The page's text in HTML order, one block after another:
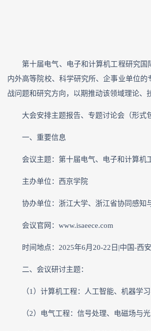
第十届电气、电子和计算机工程研究国
内外高等院校、科学研究所、企事业单位
战问题和研究方向，以期推动该领域理论
大会安排主题报告、专题讨论会（形
一、重要信息
会议主题：第十届电气、电子和计算机
主办单位：西京学院
协办单位：浙江大学、浙江省协同感知
会议官网：www.isaeece.com
时间地点：2025年6月20-22日|中国-西安
二、会议研讨主题：
（1）计算机工程：人工智能、机器学
（2）电气工程：信号处理、电磁场与